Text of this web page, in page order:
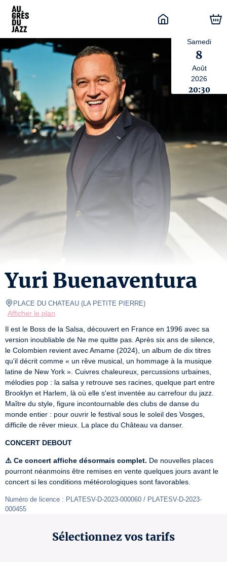
Samedi
8
Août
2026
20:30
Yuri Buenaventura
PLACE DU CHATEAU (LA PETITE PIERRE)
Afficher le plan
Il est le Boss de la Salsa, découvert en France en 1996 avec sa
version inoubliable de Ne me quitte pas. Après six ans de silence,
le Colombien revient avec Amame (2024), un album de dix titres
qu'il décrit comme « un rêve musical, un hommage à la musique
latine de New York ». Cuivres chaleureux, percussions urbaines,
mélodies pop : la salsa y retrouve ses racines, quelque part entre
Brooklyn et Harlem, là où elle s'est inventée au carrefour du jazz.
Maître du style, figure incontournable des clubs de danse du
monde entier : pour ouvrir le festival sous le soleil des Vosges,
difficile de rêver mieux. La place du Château va danser.
CONCERT DEBOUT
⚠️ Ce concert affiche désormais complet. De nouvelles places
pourront néanmoins être remises en vente quelques jours avant le
concert si les conditions météorologiques sont favorables.
Numéro de licence : PLATESV-D-2023-000060 / PLATESV-D-2023-
000455
Sélectionnez vos tarifs